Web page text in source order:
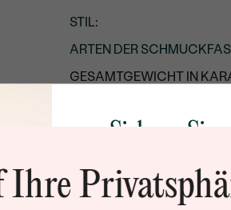
Ihre
STIL:
ARTEN DER
GESAMTGEWICHT IN
UNGEFÄHRES GEWICHT:
Details des eingesetzten
TYP:
Sichern Sie
Rabatt auf